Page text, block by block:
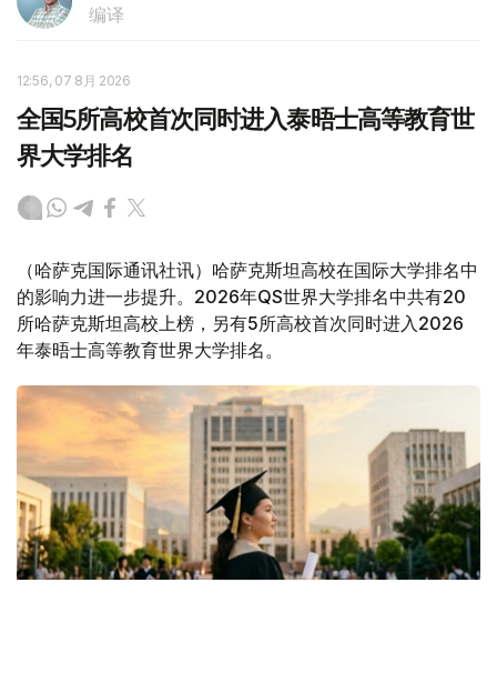
编译
12:56, 07 8月 2026
全国5所高校首次同时进入泰晤士高等教育世
界大学排名
（哈萨克国际通讯社讯）哈萨克斯坦高校在国际大学排名中
的影响力进一步提升。2026年QS世界大学排名中共有20
所哈萨克斯坦高校上榜，另有5所高校首次同时进入2026
年泰晤士高等教育世界大学排名。